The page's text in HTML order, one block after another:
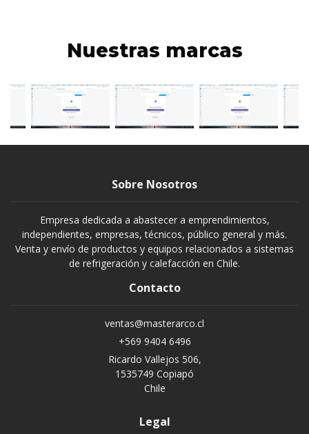
Nuestras marcas
Sobre Nosotros
Empresa dedicada a abastecer a emprendimientos,
independientes, empresas, técnicos, público general y más.
Venta y envío de productos y equipos relacionados a sistemas
de refrigeración y calefacción en Chile.
Contacto
ventas@masterarco.cl
+569 9404 6496
Ricardo Vallejos 506,
1535749 Copiapó
Chile
Legal